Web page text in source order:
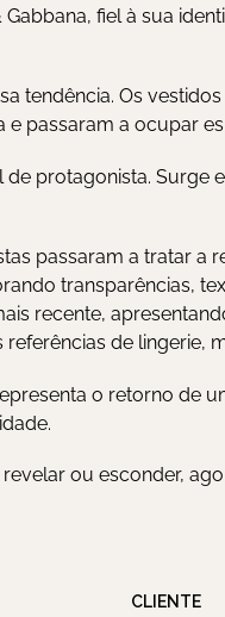
fiel à sua
tendência. Os
e passaram a ocupar
protagonista.
passaram a tratar
transparências,
recente,
de lingerie,
o retorno de
ou esconder,
CLIENTE